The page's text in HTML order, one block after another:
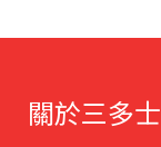
關於三多士